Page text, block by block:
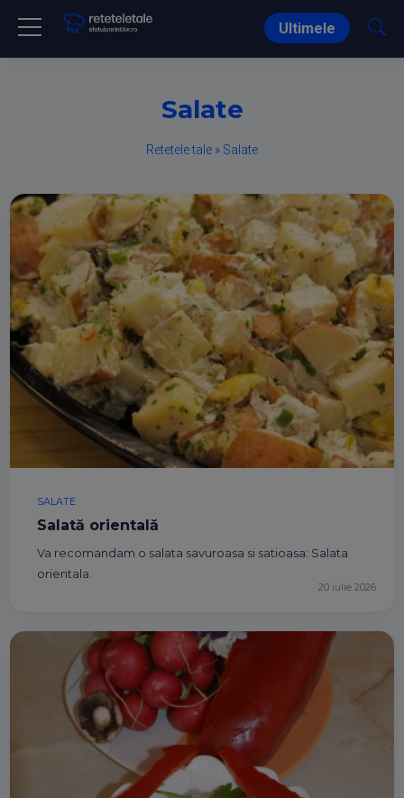
Ultimele
Salate
Retetele tale » Salate
SALATE
Salată orientală
Va recomandam o salata savuroasa si satioasa: Salata
orientala.
20 iulie 2026